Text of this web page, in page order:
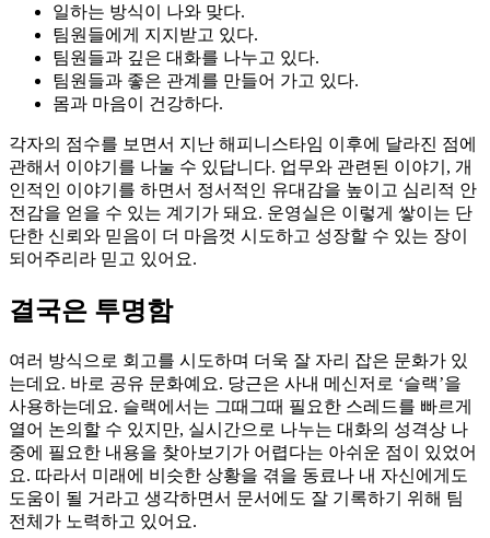
일하는 방식이 나와 맞다.
팀원들에게 지지받고 있다.
팀원들과 깊은 대화를 나누고 있다.
팀원들과 좋은 관계를 만들어 가고 있다.
몸과 마음이 건강하다.
각자의 점수를 보면서 지난 해피니스타임 이후에 달라진 점에
관해서 이야기를 나눌 수 있답니다. 업무와 관련된 이야기, 개
인적인 이야기를 하면서 정서적인 유대감을 높이고 심리적 안
전감을 얻을 수 있는 계기가 돼요. 운영실은 이렇게 쌓이는 단
단한 신뢰와 믿음이 더 마음껏 시도하고 성장할 수 있는 장이
되어주리라 믿고 있어요.
결국은 투명함
여러 방식으로 회고를 시도하며 더욱 잘 자리 잡은 문화가 있
는데요. 바로 공유 문화예요. 당근은 사내 메신저로 ‘슬랙’을
사용하는데요. 슬랙에서는 그때그때 필요한 스레드를 빠르게
열어 논의할 수 있지만, 실시간으로 나누는 대화의 성격상 나
중에 필요한 내용을 찾아보기가 어렵다는 아쉬운 점이 있었어
요. 따라서 미래에 비슷한 상황을 겪을 동료나 내 자신에게도
도움이 될 거라고 생각하면서 문서에도 잘 기록하기 위해 팀
전체가 노력하고 있어요.